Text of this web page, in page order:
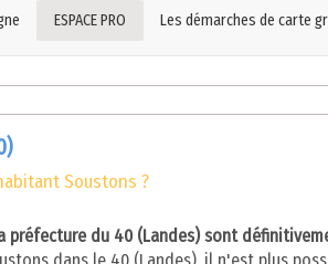
ESPACE PRO Les démarches de carte
Soustons ?
préfecture du 40 (Landes) sont